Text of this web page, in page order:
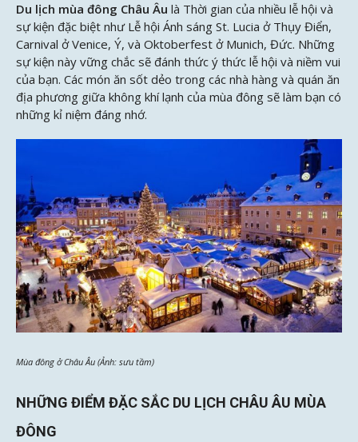
Du lịch mùa đông Châu Âu là Thời gian của nhiều lễ hội và
sự kiện đặc biệt như Lễ hội Ánh sáng St. Lucia ở Thụy Điển,
Carnival ở Venice, Ý, và Oktoberfest ở Munich, Đức. Những
sự kiện này vững chắc sẽ đánh thức ý thức lễ hội và niềm vui
của bạn. Các món ăn sốt dẻo trong các nhà hàng và quán ăn
địa phương giữa không khí lạnh của mùa đông sẽ làm bạn có
những kỉ niệm đáng nhớ.
Mùa đông ở Châu Âu (Ảnh: sưu tầm)
NHỮNG ĐIỂM ĐẶC SẮC DU LỊCH CHÂU ÂU MÙA
ĐÔNG